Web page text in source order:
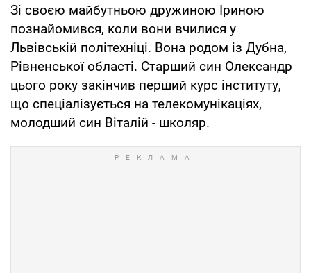
Зі своєю майбутньою дружиною Іриною
познайомився, коли вони вчилися у
Львівській політехніці. Вона родом із Дубна,
Рівненської області. Старший син Олександр
цього року закінчив перший курс інституту,
що спеціалізується на телекомунікаціях,
молодший син Віталій - школяр.